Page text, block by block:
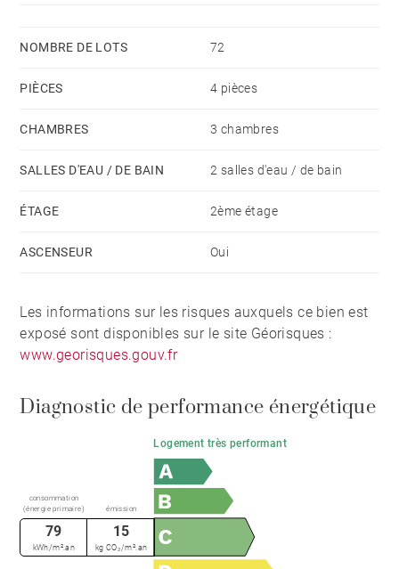
NOMBRE DE LOTS 72
PIÈCES 4 pièces
CHAMBRES 3 chambres
SALLES D'EAU / DE BAIN 2 salles d'eau / de bain
ÉTAGE 2ème étage
ASCENSEUR Oui
Les informations sur les risques auxquels ce bien est
exposé sont disponibles sur le site Géorisques :
www.georisques.gouv.fr
Diagnostic de performance énergétique
Logement très performant
consommation
(énergie primaire)
émission
79
kWh/m².an
15
kg CO₂/m².an